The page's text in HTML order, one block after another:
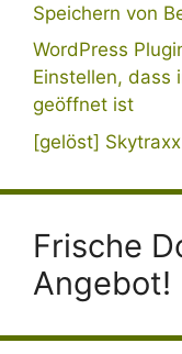
Speichern von
WordPress
Einstellen, dass
geöffnet ist
[gelöst]
Frische
Angebot!